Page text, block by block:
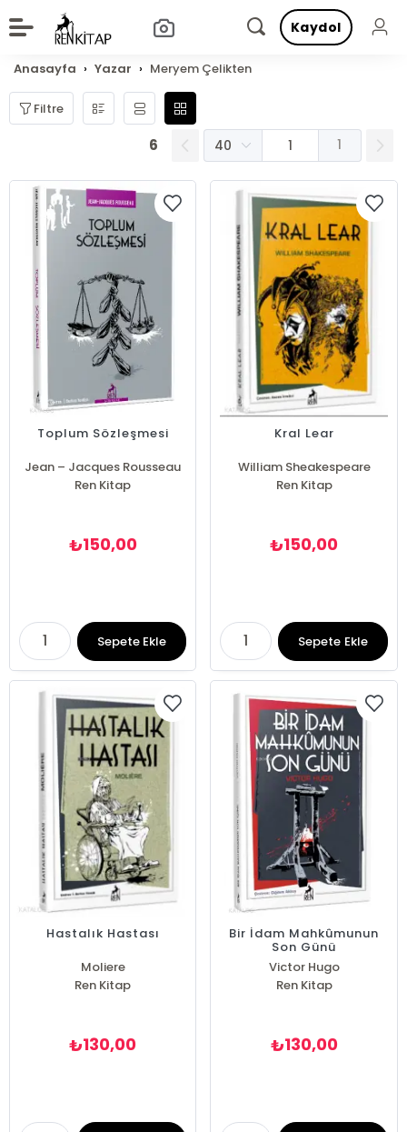
Kaydol
Anasayfa Yazar Meryem Çelikten
Filtre
6 1
Toplum Sözleşmesi
Jean – Jacques Rousseau
Ren Kitap
₺150,00
Sepete Ekle
Kral Lear
William Sheakespeare
Ren Kitap
₺150,00
Sepete Ekle
Hastalık Hastası
Moliere
Ren Kitap
₺130,00
Bir İdam Mahkûmunun
Son Günü
Victor Hugo
Ren Kitap
₺130,00